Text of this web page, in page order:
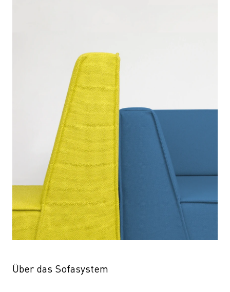
Über das Sofasystem